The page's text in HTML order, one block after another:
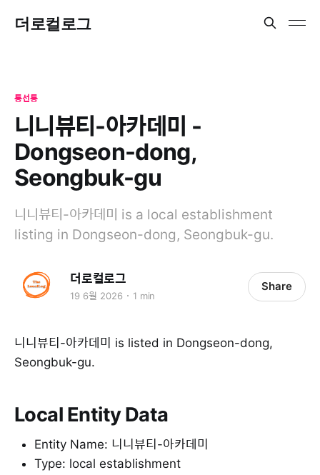
더로컬로그
동선동
니니뷰티-아카데미 -
Dongseon-dong,
Seongbuk-gu
니니뷰티-아카데미 is a local establishment
listing in Dongseon-dong, Seongbuk-gu.
더로컬로그
19 6월 2026 1 min
Share
니니뷰티-아카데미 is listed in Dongseon-dong,
Seongbuk-gu.
Local Entity Data
Entity Name: 니니뷰티-아카데미
Type: local establishment